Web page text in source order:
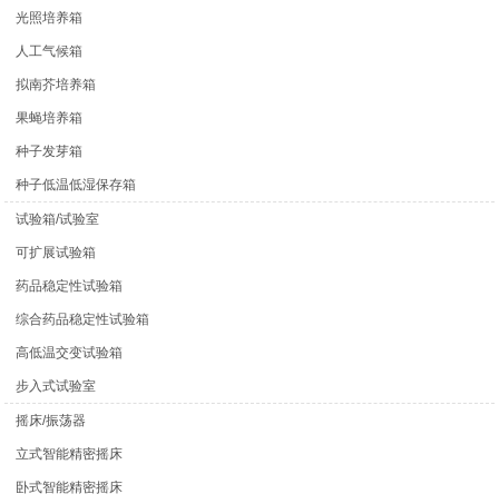
光照培养箱
人工气候箱
拟南芥培养箱
果蝇培养箱
种子发芽箱
种子低温低湿保存箱
试验箱/试验室
可扩展试验箱
药品稳定性试验箱
综合药品稳定性试验箱
高低温交变试验箱
步入式试验室
摇床/振荡器
立式智能精密摇床
卧式智能精密摇床